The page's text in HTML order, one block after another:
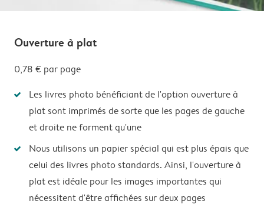
Ouverture à plat
0,78 € par page
Les livres photo bénéficiant de l'option ouverture à
plat sont imprimés de sorte que les pages de gauche
et droite ne forment qu'une
Nous utilisons un papier spécial qui est plus épais que
celui des livres photo standards. Ainsi, l'ouverture à
plat est idéale pour les images importantes qui
nécessitent d'être affichées sur deux pages